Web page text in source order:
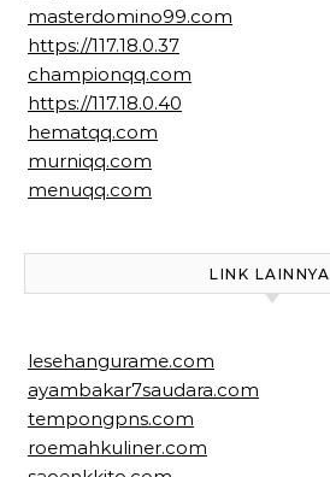
masterdomino99.com
https://117.18.0.37
championqq.com
https://117.18.0.40
hematqq.com
murniqq.com
menuqq.com
LINK LAINNYA
lesehangurame.com
ayambakar7saudara.com
tempongpns.com
roemahkuliner.com